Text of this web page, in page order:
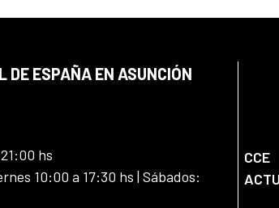
DE ESPAÑA EN ASUNCIÓN
hs
10:00 a 17:30 hs | Sábados:
CCE